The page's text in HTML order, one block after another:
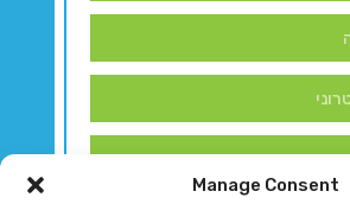
Manage Consent